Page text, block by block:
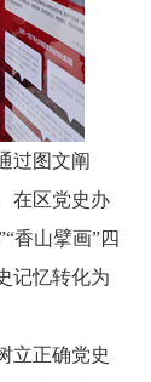
过图文阐
在区党史办
香山擘画”四
记忆转化为
立正确党史